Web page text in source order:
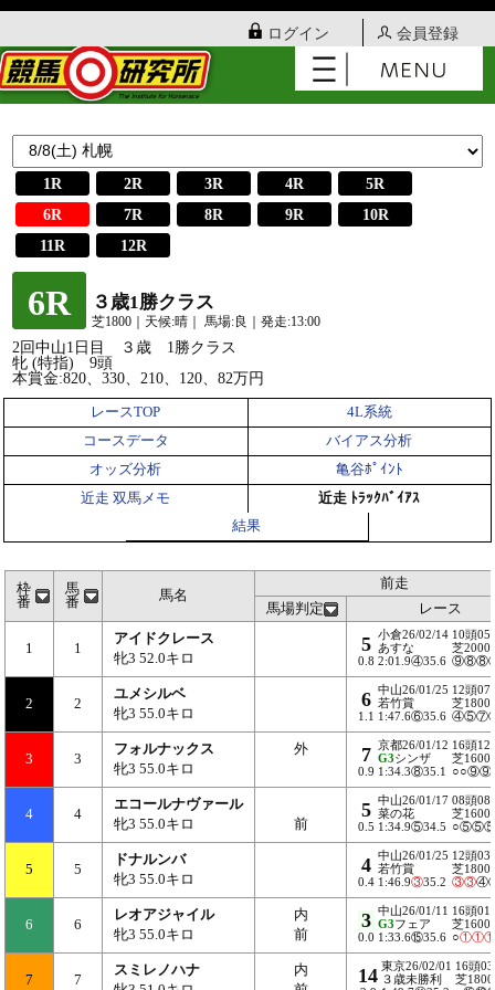
ログイン 会員登録
1R 2R 3R 4R
5R
6R
7R 8R 9R
10R
11R
12R
6R ３歳1勝クラス
芝1800｜天候:晴｜ 馬場:良｜発走:13:00
2回中山1日目 ３歳 1勝クラス
牝 (特指) 9頭
本賞金:820、330、210、120、82万円
レースTOP
4L系統
コースデータ
バイアス分析
オッズ分析
亀谷ﾎﾟｲﾝﾄ
近走 双馬メモ
近走 ﾄﾗｯｸﾊﾞｲｱｽ
結果
枠
番
馬
番
馬名
前走
馬場判定
レース
1 1
アイドクレース
牝3 52.0キロ
5
0.8
小倉26/02/14
あすな
2:01.9④35.6
10頭05
芝2000
2 2
ユメシルベ
牝3 55.0キロ
6
1.1
中山26/01/25
若竹賞
1:47.6⑥35.6
12頭07
芝1800
3 3
フォルナックス
牝3 55.0キロ
外 7
0.9
京都26/01/12
G3シンザ
1:34.3⑧35.1
16頭12
芝1600
○○⑨⑨
4 4
エコールナヴァール
牝3 55.0キロ
前
5
0.5
中山26/01/17
菜の花
1:34.9⑤34.5
08頭08
芝1600
5 5
ドナルンバ
牝3 55.0キロ
4
0.4
中山26/01/25
若竹賞
1:46.9③35.2
12頭03
芝1800
③③
6 6
レオアジャイル
牝3 55.0キロ
内
前
3
0.0
中山26/01/11
G3フェア
1:33.6⑮35.6
16頭01
芝1600
○①①
7 7
スミレノハナ
内
14 東京26/02/01
３歳未勝利
16頭
芝1800